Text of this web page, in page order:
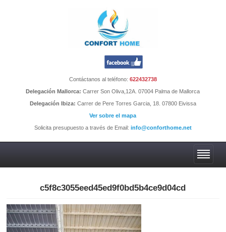
Contáctanos al teléfono: 622432738
Delegación Mallorca: Carrer Son Oliva,12A. 07004 Palma de Mallorca
Delegación Ibiza: Carrer de Pere Torres Garcia, 18. 07800 Eivissa
Ver sobre el mapa
Solicita presupuesto a través de Email: info@conforthome.net
c5f8c3055eed45ed9f0bd5b4ce9d04cd